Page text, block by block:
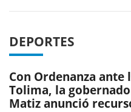
DEPORTES
Con Ordenanza ante
Tolima, la
Matiz anunció